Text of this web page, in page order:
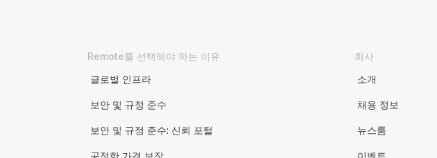
Remote를 선택해야 하는 이유
글로벌 인프라
보안 및 규정 준수
보안 및 규정 준수: 신뢰 포털
공정한 가격 보장
회사
소개
채용 정보
뉴스룸
이벤트